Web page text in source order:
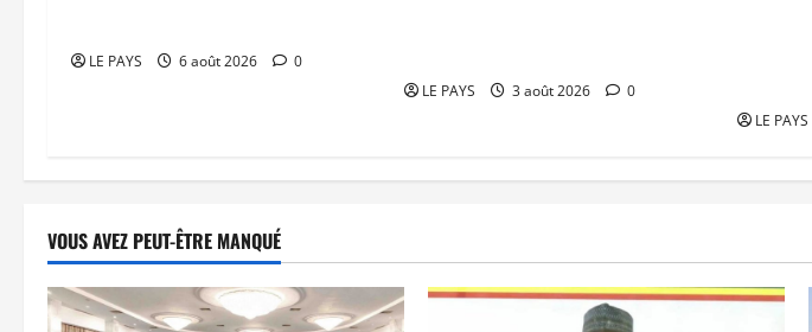
LE PAYS 6 août 2026 0
LE PAYS 3 août 2026 0
LE PAYS
VOUS AVEZ PEUT-ÊTRE MANQUÉ